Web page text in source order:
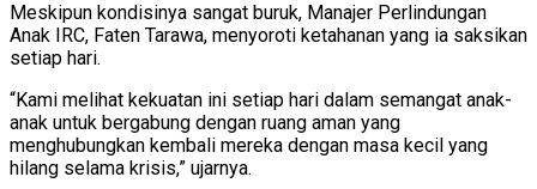
Meskipun kondisinya sangat buruk, Manajer Perlindungan
Anak IRC, Faten Tarawa, menyoroti ketahanan yang ia saksikan
setiap hari.
“Kami melihat kekuatan ini setiap hari dalam semangat anak-
anak untuk bergabung dengan ruang aman yang
menghubungkan kembali mereka dengan masa kecil yang
hilang selama krisis,” ujarnya.